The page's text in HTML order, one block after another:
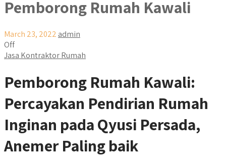
Pemborong Rumah Kawali
March 23, 2022 admin
Off
Jasa Kontraktor Rumah
Pemborong Rumah Kawali:
Percayakan Pendirian Rumah
Inginan pada Qyusi Persada,
Anemer Paling baik